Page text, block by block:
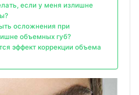
если у меня излишне
осложнения при
объемных губ?
эффект коррекции объема